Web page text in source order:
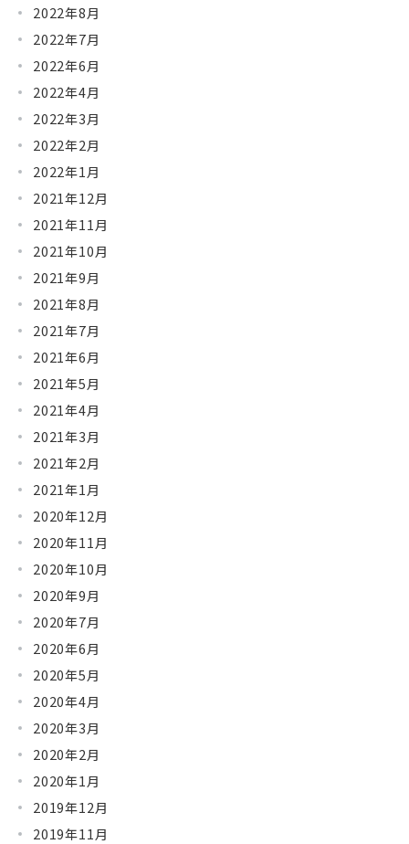
2022年8月
2022年7月
2022年6月
2022年4月
2022年3月
2022年2月
2022年1月
2021年12月
2021年11月
2021年10月
2021年9月
2021年8月
2021年7月
2021年6月
2021年5月
2021年4月
2021年3月
2021年2月
2021年1月
2020年12月
2020年11月
2020年10月
2020年9月
2020年7月
2020年6月
2020年5月
2020年4月
2020年3月
2020年2月
2020年1月
2019年12月
2019年11月